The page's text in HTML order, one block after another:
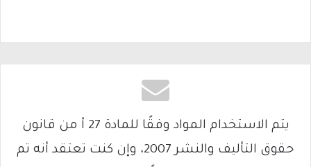
يتم الاستخدام المواد وفقًا للمادة 27 أ من قانون
حقوق التأليف والنشر 2007، وإن كنت تعتقد أنه تم